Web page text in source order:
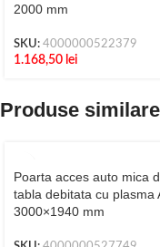
2000 mm
SKU: 4000000522379
1.168,50 lei
Produse similare
Poarta acces auto mica
tabla debitata cu plasma
3000×1940 mm